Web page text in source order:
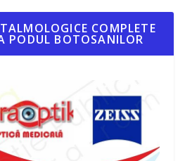
COMPLETE
PODUL BOTOSANILOR